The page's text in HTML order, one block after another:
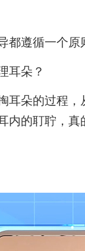
遵循一个原
耳朵？
朵的过程，
内的耵聍，